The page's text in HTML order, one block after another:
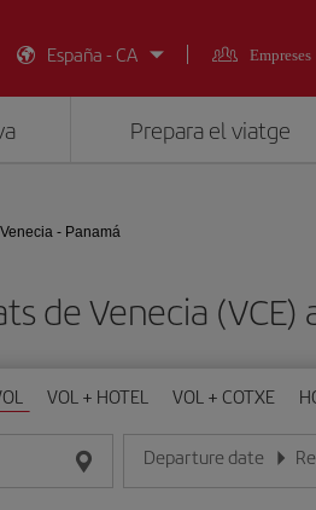
España - CA
Empreses
Prepara el viatge
Venecia - Panam
de Venecia (VCE)
VOL + HOTEL VOL + COTXE
Departure date
Introduce la fecha en